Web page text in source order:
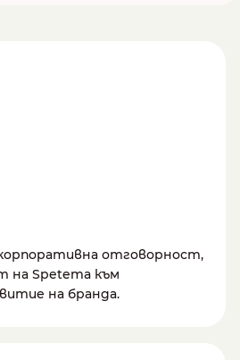
отговорност,
на Spetema към
на бранда.